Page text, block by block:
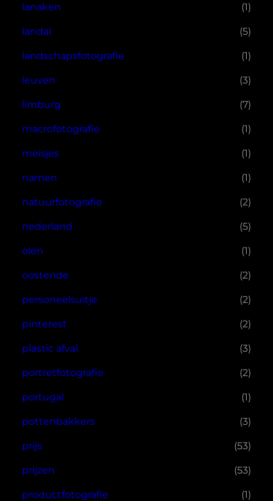
lanaken (1)
landal (5)
landschapsfotografie (1)
leuven (3)
limburg (7)
macrofotografie (1)
meisjes (1)
namen (1)
natuurfotografie (2)
nederland (5)
olen (1)
oostende (2)
personeelsuitje (2)
pinterest (2)
plastic afval (3)
portretfotografie (2)
portugal (1)
pottenbakkers (3)
prijs (53)
prijzen (53)
productfotografie (1)